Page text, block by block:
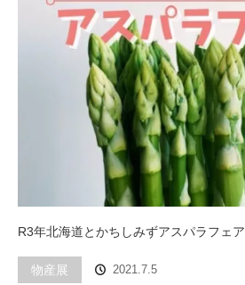
R3年北海道とかちしみずアスパラフェア
物産展 2021.7.5